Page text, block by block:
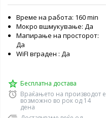
Време на работа: 160 min
Мокро вшмукување: Да
Мапирање на просторот:
Да
WiFI вграден : Да
Бесплатна достава
Враќањето на производот е
возможно во рок од 14
дена